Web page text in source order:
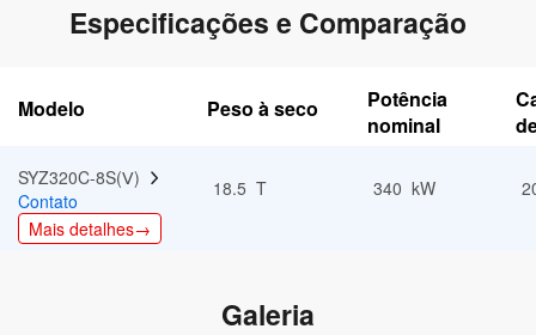
Especificações e Comparação
Modelo Peso à seco
Potência
nominal
SYZ320C-8S(Ⅴ)
Contato
Mais detalhes→
18.5 T 340 kW
Galeria